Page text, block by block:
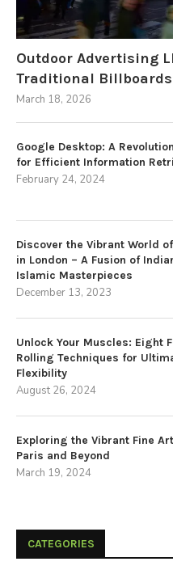
Outdoor Advertising
Traditional
March 18, 2026
Google Desktop: A
for Efficient Information
February 24, 2024
Discover the Vibrant World
in London – A Fusion of
Islamic Masterpieces
December 13, 2023
Unlock Your Muscles: Eight
Rolling Techniques for
Flexibility
August 26, 2024
Exploring the Vibrant Fine
Paris and Beyond
March 19, 2024
CATEGORIES